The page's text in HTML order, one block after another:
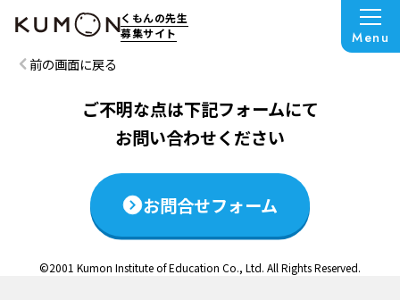
くもんの先生
募集サイト
Menu
この説明会は終了いたしました
前の画面に戻る
ご不明な点は下記フォームにて
お問い合わせください
お問合せフォーム
©2001 Kumon Institute of Education Co., Ltd. All Rights Reserved.